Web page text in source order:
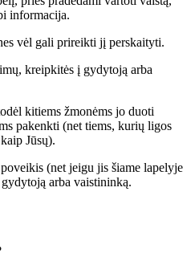
informacija.
vėl gali prireikti jį perskaityti.
kreipkitės į gydytoją arba
kitiems žmonėms jo duoti
pakenkti (net tiems, kurių ligos
Jūsų).
(net jeigu jis šiame lapelyje
arba vaistininką.